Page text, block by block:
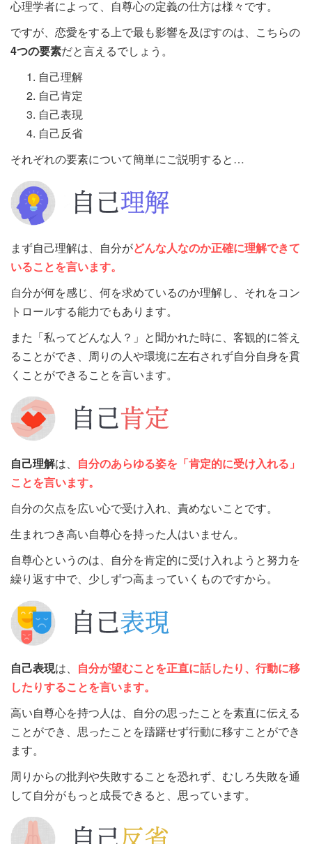
心理学者によって、自尊心の定義の仕方は様々です。
ですが、恋愛をする上で最も影響を及ぼすのは、こちらの
4つの要素だと言えるでしょう。
自己理解
自己肯定
自己表現
自己反省
それぞれの要素について簡単にご説明すると…
まず自己理解は、自分がどんな人なのか正確に理解できて
いることを言います。
自分が何を感じ、何を求めているのか理解し、それをコン
トロールする能力でもあります。
また「私ってどんな人？」と聞かれた時に、客観的に答え
ることができ、周りの人や環境に左右されず自分自身を貫
くことができることを言います。
自己理解は、 自分のあらゆる姿を 「肯定的に受け入れる」
ことを言います。
自分の欠点を広い心で受け入れ、責めないことです。
生まれつき高い自尊心を持った人はいません。
自尊心というのは、自分を肯定的に受け入れようと努力を
繰り返す中で、少しずつ高まっていくものですから。
自己表現は、 自分が望むことを正直に話したり、行動に移
したりすることを言います。
高い自尊心を持つ人は、自分の思ったことを素直に伝える
ことができ、思ったことを躊躇せず行動に移すことができ
ます。
周りからの批判や失敗することを恐れず、むしろ失敗を通
して自分がもっと成長できると、思っています。